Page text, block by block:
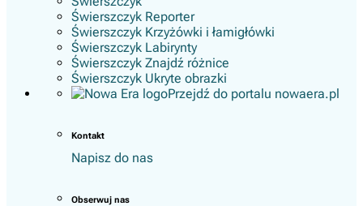
Świerszczyk Reporter
Świerszczyk Krzyżówki i łamigłówki
Świerszczyk Labirynty
Świerszczyk Znajdź różnice
Świerszczyk Ukryte obrazki
Przejdź do portalu nowaera.pl
Kontakt
Napisz do nas
Obserwuj nas